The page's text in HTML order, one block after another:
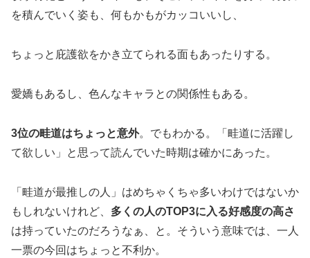
を積んでいく姿も、何もかもがカッコいいし、
ちょっと庇護欲をかき立てられる面もあったりする。
愛嬌もあるし、色んなキャラとの関係性もある。
3位の畦道はちょっと意外。でもわかる。「畦道に活躍し
て欲しい」と思って読んでいた時期は確かにあった。
「畦道が最推しの人」はめちゃくちゃ多いわけではないか
もしれないけれど、 多くの人のTOP3に入る好感度の高さ
は持っていたのだろうなぁ、と。そういう意味では、一人
一票の今回はちょっと不利か。